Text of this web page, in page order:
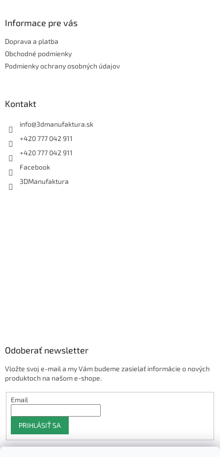
Informace pre vás
Doprava a platba
Obchodné podmienky
Podmienky ochrany osobných údajov
Kontakt
info@3dmanufaktura.sk
+420 777 042 911
+420 777 042 911
Facebook
3DManufaktura
Odoberať newsletter
Vložte svoj e-mail a my Vám budeme zasielať informácie o nových
produktoch na našom e-shope.
Email
PRIHLÁSIŤ SA